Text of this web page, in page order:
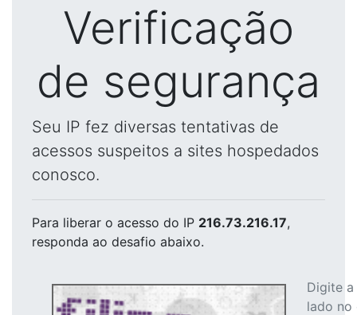
Verificação
de segurança
Seu IP fez diversas tentativas de
acessos suspeitos a sites hospedados
conosco.
Para liberar o acesso do IP 216.73.216.17,
responda ao desafio abaixo.
Digite
lado no